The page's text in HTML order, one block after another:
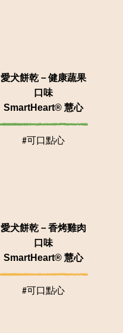
愛犬餅乾－健康蔬果
口味
SmartHeart® 慧心
#可口點心
愛犬餅乾－香烤雞肉
口味
SmartHeart® 慧心
#可口點心